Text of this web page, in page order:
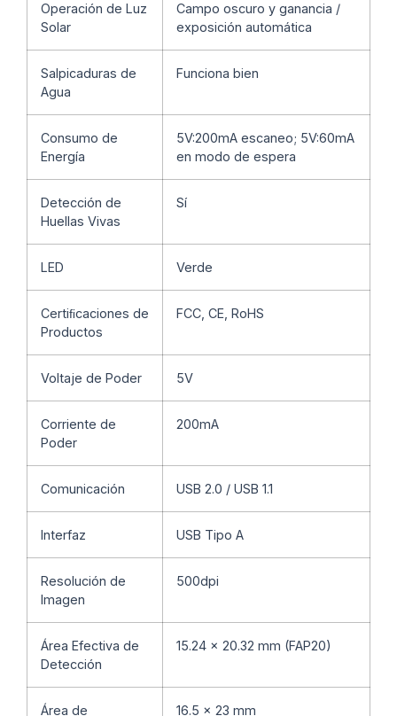
Operación de Luz
Solar
Campo oscuro y ganancia /
exposición automática
Salpicaduras de
Agua
Funciona bien
Consumo de
Energía
5V:200mA escaneo; 5V:60mA
en modo de espera
Detección de
Huellas Vivas
Sí
LED Verde
Certiﬁcaciones de
Productos
FCC, CE, RoHS
Voltaje de Poder 5V
Corriente de
Poder
200mA
Comunicación USB 2.0 / USB 1.1
Interfaz USB Tipo A
Resolución de
Imagen
500dpi
Área Efectiva de
Detección
15.24 x 20.32 mm (FAP20)
Área de 16.5 x 23 mm